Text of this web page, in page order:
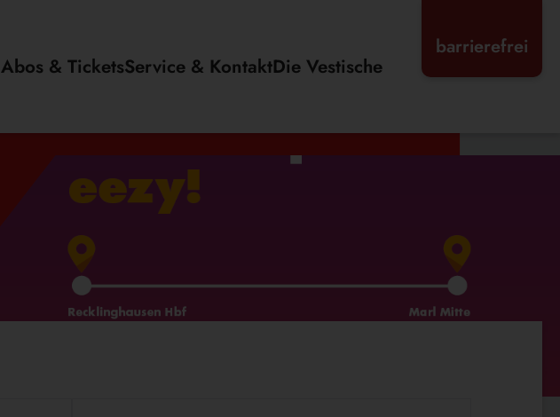
Abos & TicketsService & KontaktDie Vestische
barrierefrei